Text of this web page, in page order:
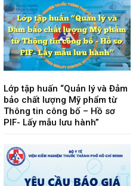
Lớp tập huấn “Quản lý và Đảm
bảo chất lượng Mỹ phẩm từ
Thông tin công bố – Hồ sơ
PIF- Lấy mẫu lưu hành”